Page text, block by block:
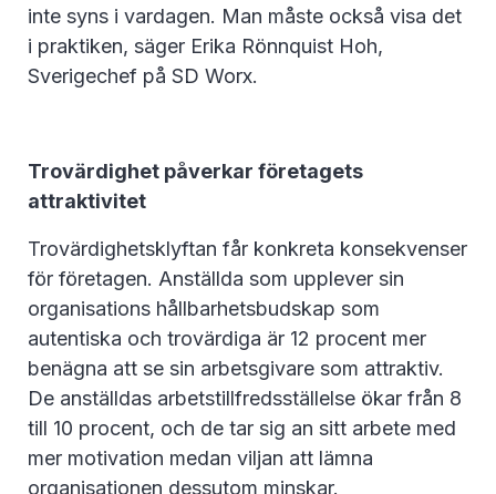
inte syns i vardagen. Man måste också visa det
i praktiken, säger Erika Rönnquist Hoh,
Sverigechef på SD Worx.
Trovärdighet påverkar företagets
attraktivitet
Trovärdighetsklyftan får konkreta konsekvenser
för företagen. Anställda som upplever sin
organisations hållbarhetsbudskap som
autentiska och trovärdiga är 12 procent mer
benägna att se sin arbetsgivare som attraktiv.
De anställdas arbetstillfredsställelse ökar från 8
till 10 procent, och de tar sig an sitt arbete med
mer motivation medan viljan att lämna
organisationen dessutom minskar.